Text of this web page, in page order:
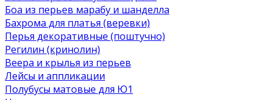
Боа из перьев марабу и шанделла
Бахрома для платья (веревки)
Перья декоративные (поштучно)
Регилин (кринолин)
Веера и крылья из перьев
Лейсы и аппликации
Полубусы матовые для Ю1